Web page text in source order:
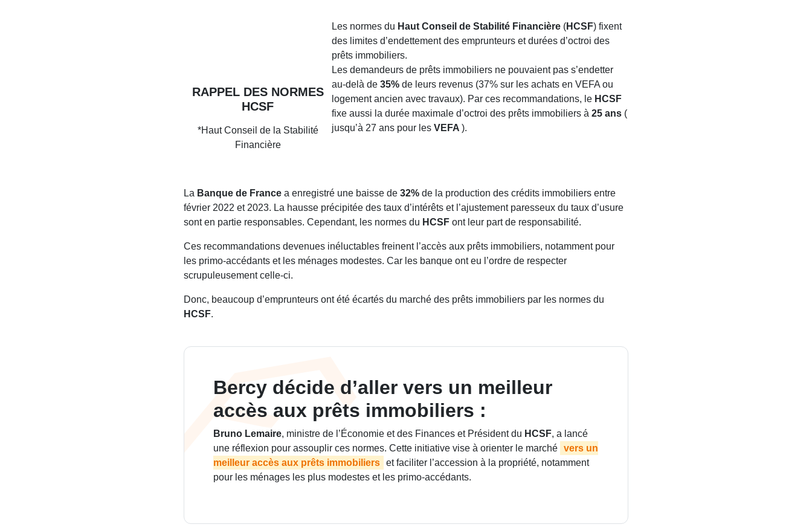
RAPPEL DES NORMES
HCSF
*Haut Conseil de la Stabilité
Financière
Les normes du Haut Conseil de Stabilité Financière (HCSF) fixent
des limites d’endettement des emprunteurs et durées d’octroi des
prêts immobiliers.
Les demandeurs de prêts immobiliers ne pouvaient pas s’endetter
au-delà de35% de leurs revenus (37% sur les achats en VEFA ou
logement ancien avec travaux). Par ces recommandations, le HCSF
fixe aussi la durée maximale d’octroi des prêts immobiliers à25 ans (
jusqu’à 27 ans pour lesVEFA).
La Banque de France a enregistré une baisse de 32% de la production des crédits immobiliers entre
février 2022 et 2023. La hausse précipitée des taux d’intérêts et l’ajustement paresseux du taux d’usure
sont en partie responsables. Cependant, les normes du HCSF ont leur part de responsabilité.
Ces recommandations devenues inéluctables freinent l’accès aux prêts immobiliers, notamment pour
les primo-accédants et les ménages modestes. Car les banque ont eu l’ordre de respecter
scrupuleusement celle-ci.
Donc, beaucoup d’emprunteurs ont été écartés du marché des prêts immobiliers par les normes du
HCSF.
Bercy décide d’aller vers un meilleur
accès aux prêts immobiliers :
Bruno Lemaire, ministre de l’Économie et des Finances et Président du HCSF, a lancé
une réflexion pour assouplir ces normes. Cette initiative vise à orienter le marché vers un
meilleur accès aux prêts immobiliers et faciliter l’accession à la propriété, notamment
pour les ménages les plus modestes et les primo-accédants.